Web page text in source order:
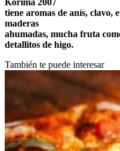
tiene aromas de anís, clavo,
maderas
ahumadas, mucha fruta
detallitos de higo.
También te puede interesar